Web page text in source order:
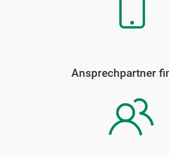
Ansprechpartner